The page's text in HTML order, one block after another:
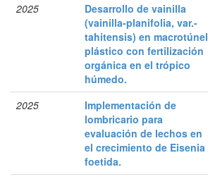
2025
Desarrollo de vainilla
(vainilla-planifolia, var.-
tahitensis) en macrotúnel
plástico con fertilización
orgánica en el trópico
húmedo.
2025
Implementación de
lombricario para
evaluación de lechos en
el crecimiento de Eisenia
foetida.